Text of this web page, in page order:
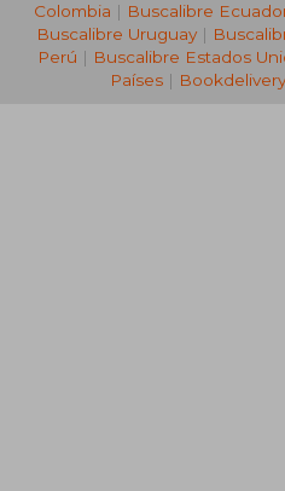
Colombia | Buscalibre
Buscalibre Uruguay|
Perú | Buscalibre Estados
Países |